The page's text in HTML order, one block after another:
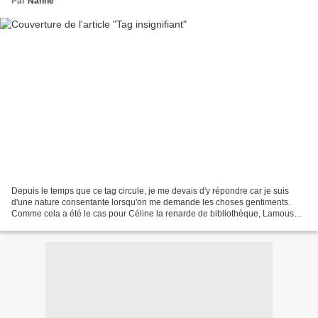
Depuis le temps que ce tag circule, je me devais d'y répondre car je suis
d'une nature consentante lorsqu'on me demande les choses gentiments.
Comme cela a été le cas pour Céline la renarde de bibliothèque, Lamousme